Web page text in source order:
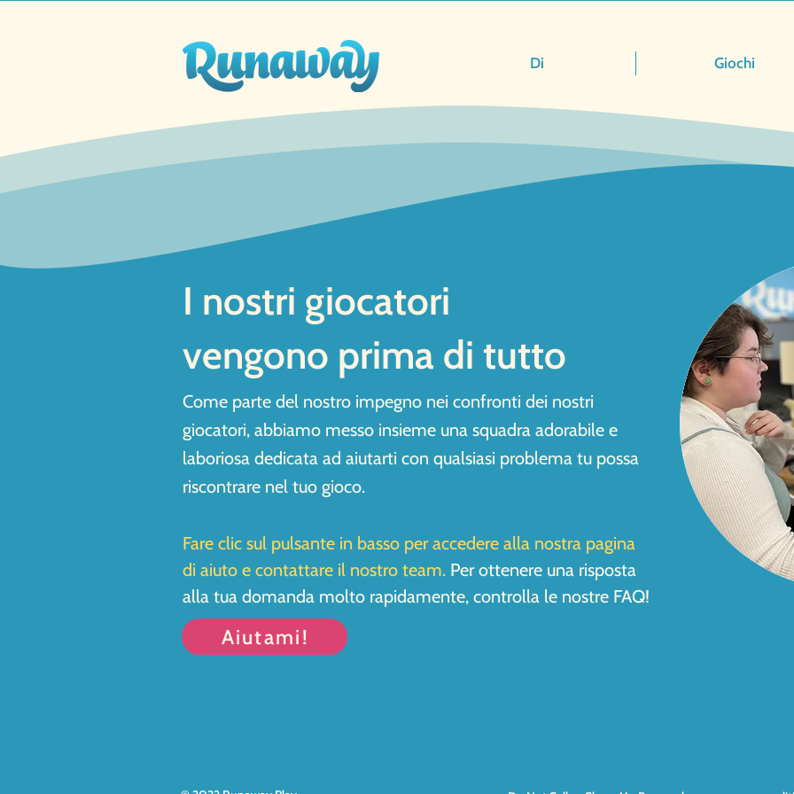
Di Giochi
I nostri giocatori
vengono prima di tutto
Come parte del nostro impegno nei confronti dei nostri
giocatori, abbiamo messo insieme una squadra adorabile e
laboriosa dedicata ad aiutarti con qualsiasi problema tu possa
riscontrare nel tuo gioco.
Fare clic sul pulsante in basso per accedere alla nostra pagina
di aiuto e contattare il nostro team. Per ottenere una risposta
alla tua domanda molto rapidamente, controlla le nostre FAQ!
Aiutami!